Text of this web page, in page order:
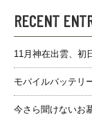
RECENT
11月神在出雲、初
モバイルバッテリ
今さら聞けないお